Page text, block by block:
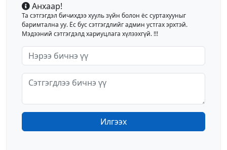
Анхаар!
Та сэтгэгдэл бичихдээ хууль зүйн болон ёс суртахууныг
баримтална уу. Ёс бус сэтгэгдлийг админ устгах эрхтэй.
Мэдээний сэтгэгдэлд хариуцлага хүлээхгүй. !!!
Илгээх